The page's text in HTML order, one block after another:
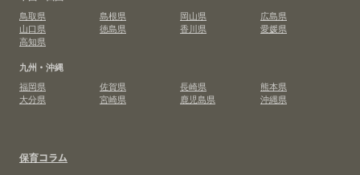
鳥取県
島根県 岡山県
広島県
山口県
徳島県 香川県
愛媛県
高知県
九州・沖縄
福岡県
佐賀県 長崎県
熊本県
大分県
宮崎県 鹿児島県 沖縄県
保育コラム